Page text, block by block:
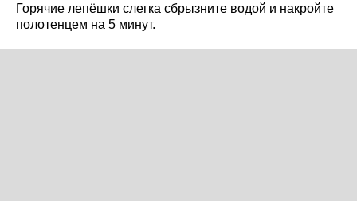
Горячие лепёшки слегка сбрызните водой и накройте
полотенцем на 5 минут.